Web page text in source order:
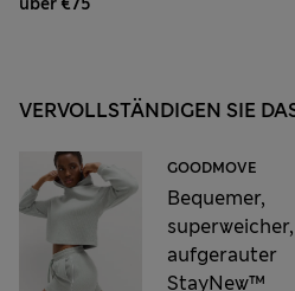
VERVOLLSTÄNDIGEN SIE
GOODMOVE
Bequemer,
superweicher,
aufgerauter
StayNew™